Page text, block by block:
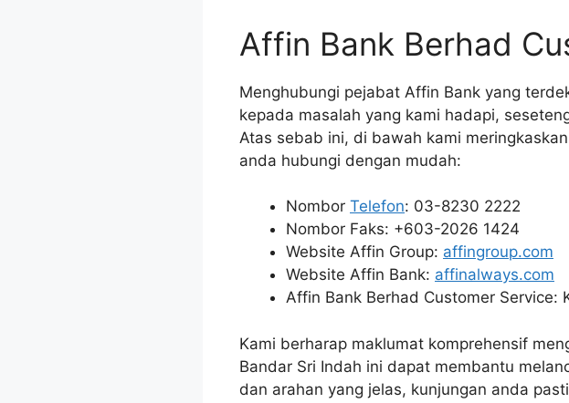
Affin Bank Berhad
Menghubungi pejabat Affin Bank yang
kepada masalah yang kami hadapi,
Atas sebab ini, di bawah kami
anda hubungi dengan mudah:
Nombor Telefon: 03-8230 2222
Nombor Faks: +603-2026 1424
Website Affin Group: affingroup.com
Website Affin Bank: affinalways.com
Affin Bank Berhad Customer Service:
Kami berharap maklumat komprehensif
Bandar Sri Indah ini dapat membantu
dan arahan yang jelas, kunjungan anda